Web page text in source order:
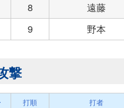
8 遠藤
9 野本
撃
打順 打者